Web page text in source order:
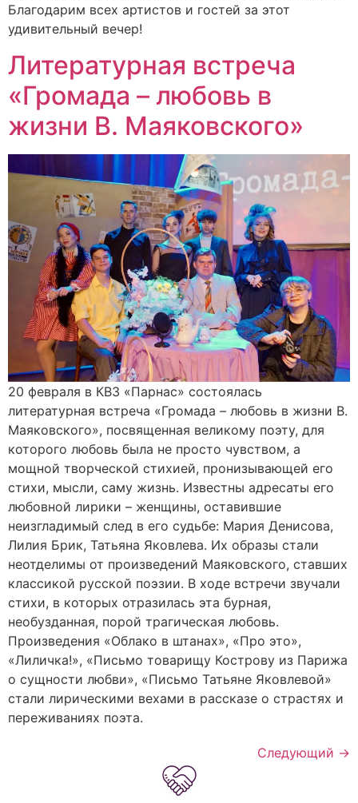
Благодарим всех артистов и гостей за этот
удивительный вечер!
Литературная встреча
«Громада – любовь в
жизни В. Маяковского»
20 февраля в КВЗ «Парнас» состоялась
литературная встреча «Громада – любовь в жизни В.
Маяковского», посвященная великому поэту, для
которого любовь была не просто чувством, а
мощной творческой стихией, пронизывающей его
стихи, мысли, саму жизнь. Известны адресаты его
любовной лирики – женщины, оставившие
неизгладимый след в его судьбе: Мария Денисова,
Лилия Брик, Татьяна Яковлева. Их образы стали
неотделимы от произведений Маяковского, ставших
классикой русской поэзии. В ходе встречи звучали
стихи, в которых отразилась эта бурная,
необузданная, порой трагическая любовь.
Произведения «Облако в штанах», «Про это»,
«Лиличка!», «Письмо товарищу Кострову из Парижа
о сущности любви», «Письмо Татьяне Яковлевой»
стали лирическими вехами в рассказе о страстях и
переживаниях поэта.
Следующий →